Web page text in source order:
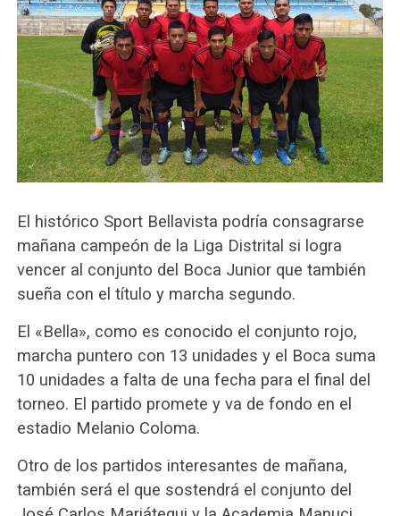
El histórico Sport Bellavista podría consagrarse
mañana campeón de la Liga Distrital si logra
vencer al conjunto del Boca Junior que también
sueña con el título y marcha segundo.
El «Bella», como es conocido el conjunto rojo,
marcha puntero con 13 unidades y el Boca suma
10 unidades a falta de una fecha para el final del
torneo. El partido promete y va de fondo en el
estadio Melanio Coloma.
Otro de los partidos interesantes de mañana,
también será el que sostendrá el conjunto del